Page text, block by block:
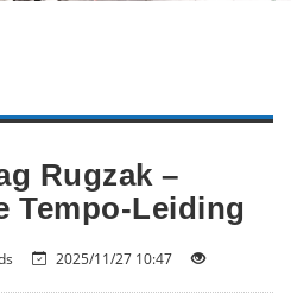
Rugzak –
Tempo-Leiding
2025/11/27 10:47